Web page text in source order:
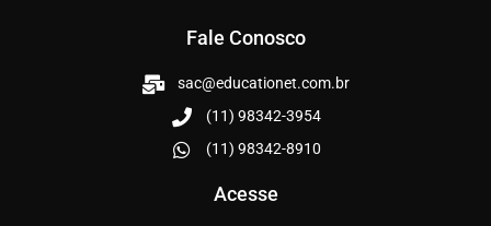
Fale Conosco
sac@educationet.com.br
(11) 98342-3954
(11) 98342-8910
Acesse